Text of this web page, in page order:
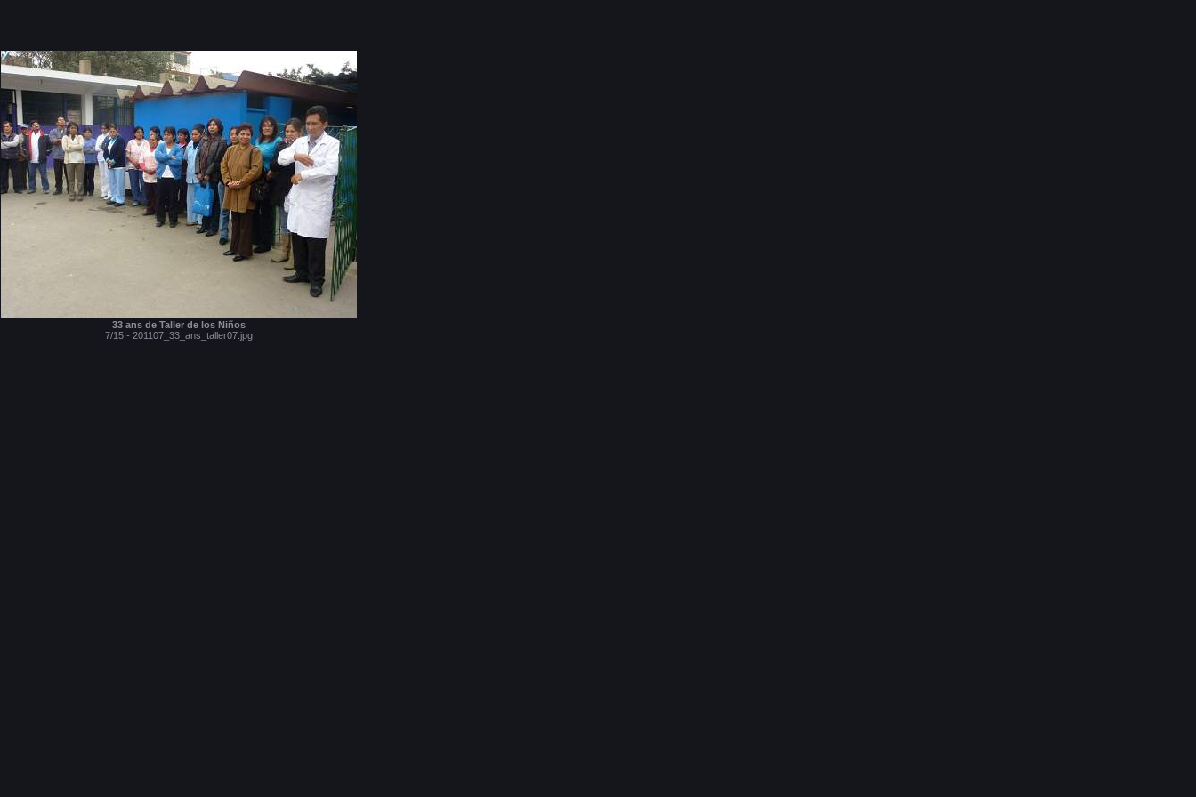
33 ans de Taller de los Niños
7/15 - 201107_33_ans_taller07.jpg